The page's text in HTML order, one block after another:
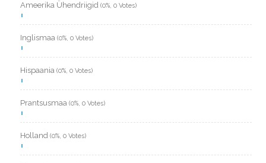
Ameerika Ühendriigid (0%, 0 Votes)
Inglismaa (0%, 0 Votes)
Hispaania (0%, 0 Votes)
Prantsusmaa (0%, 0 Votes)
Holland (0%, 0 Votes)